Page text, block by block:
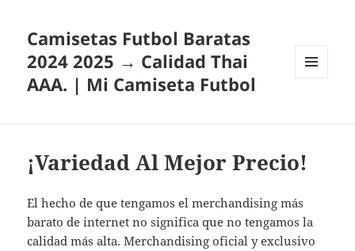
Camisetas Futbol Baratas
2024 2025 → Calidad Thai
AAA. | Mi Camiseta Futbol
¡Variedad Al Mejor Precio!
El hecho de que tengamos el merchandising más
barato de internet no significa que no tengamos la
calidad más alta. Merchandising oficial y exclusivo